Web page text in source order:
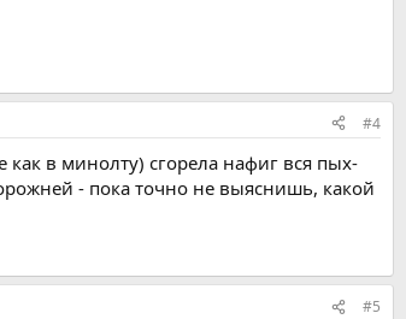
#4
в минолту) сгорела нафиг вся пых-
- пока точно не выяснишь, какой
#5